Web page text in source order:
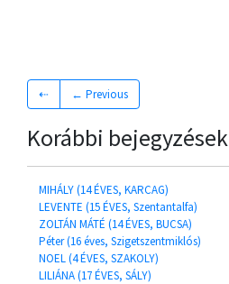
⇠ ← Previous
Korábbi bejegyzések
MIHÁLY (14 ÉVES, KARCAG)
LEVENTE (15 ÉVES, Szentantalfa)
ZOLTÁN MÁTÉ (14 ÉVES, BUCSA)
Péter (16 éves, Szigetszentmiklós)
NOEL (4 ÉVES, SZAKOLY)
LILIÁNA (17 ÉVES, SÁLY)